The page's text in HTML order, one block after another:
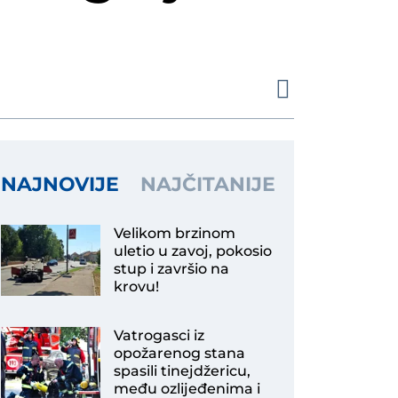
ne blijedi
NAJNOVIJE NAJČITANIJE
Velikom brzinom
uletio u zavoj, pokosio
stup i završio na
krovu!
Vatrogasci iz
opožarenog stana
spasili tinejdžericu,
među ozlijeđenima i